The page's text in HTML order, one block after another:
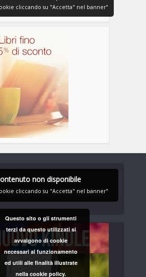
cliccando su "Accetta" nel banner"
non disponibile
cliccando su "Accetta" nel banner"
Questo sito o gli strumenti
terzi da questo utilizzati si
avvalgono di cookie
necessari al funzionamento
ed utili alle finalità illustrate
nella cookie policy.